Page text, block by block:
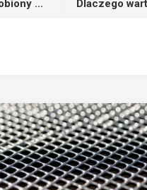
Dlaczego opłaca się kupić rower robiony na zamówienie